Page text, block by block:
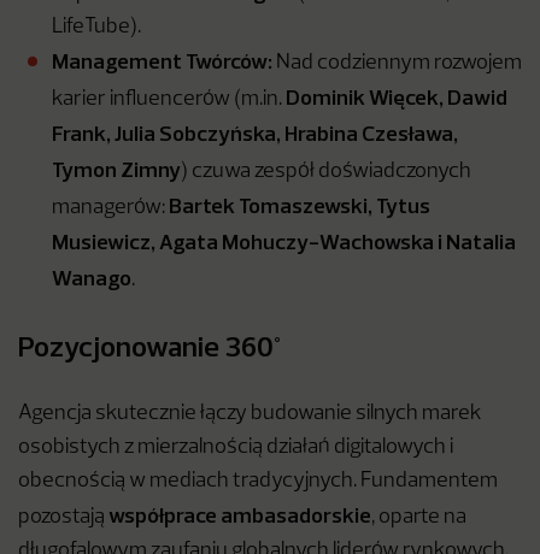
LifeTube).
Management Twórców: Nad codziennym rozwojem
karier influencerów (m.in. Dominik Więcek, Dawid
Frank, Julia Sobczyńska, Hrabina Czesława,
Tymon Zimny) czuwa zespół doświadczonych
managerów: Bartek Tomaszewski, Tytus
Musiewicz, Agata Mohuczy-Wachowska i Natalia
Wanago.
Pozycjonowanie 360°
Agencja skutecznie łączy budowanie silnych marek
osobistych z mierzalnością działań digitalowych i
obecnością w mediach tradycyjnych. Fundamentem
pozostają współprace ambasadorskie, oparte na